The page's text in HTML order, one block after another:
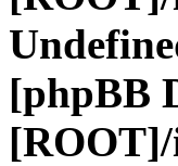
[phpBB